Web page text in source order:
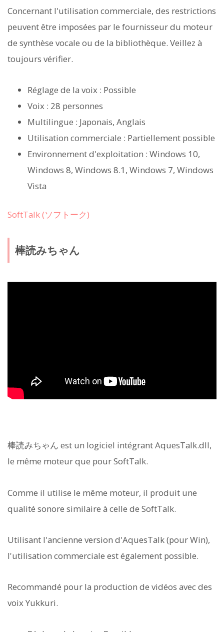
Concernant l'utilisation commerciale, des restrictions
peuvent être imposées par le fournisseur du moteur
de synthèse vocale ou de la bibliothèque. Veillez à
toujours vérifier.
Réglage de la voix : Possible
Voix : 28 personnes
Multilingue : Japonais, Anglais
Utilisation commerciale : Partiellement possible
Environnement d'exploitation : Windows 10,
Windows 8, Windows 8.1, Windows 7, Windows
Vista
SoftTalk (ソフトーク)
棒読みちゃん
棒読みちゃん est un logiciel intégrant AquesTalk.dll,
le même moteur que pour SoftTalk.
Comme il utilise le même moteur, il produit une
qualité sonore similaire à celle de SoftTalk.
Utilisant l'ancienne version d'AquesTalk (pour Win),
l'utilisation commerciale est également possible.
Recommandé pour la production de vidéos avec des
voix Yukkuri.